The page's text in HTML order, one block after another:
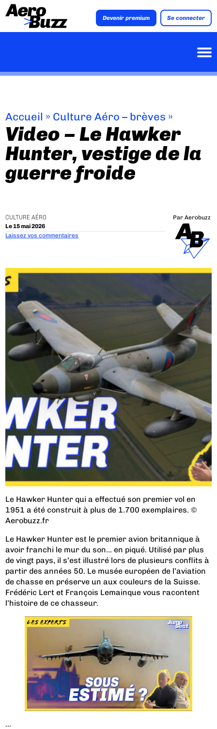
Devenir premium Se connecter
Accueil » Culture Aéro – brèves »
Video – Le Hawker
Hunter, vestige de la
guerre froide
CULTURE AÉRO
Le 15 mai 2026
Par Aerobuzz
Laissez vos commentaires
Le Hawker Hunter qui a effectué son premier vol en
1951 a été construit à plus de 1.700 exemplaires. ©
Aerobuzz.fr
Le Hawker Hunter est le premier avion britannique à
avoir franchi le mur du son… en piqué. Utilisé par plus
de vingt pays, il s’est illustré lors de plusieurs conflits à
partir des années 50. Le musée européen de l’aviation
de chasse en préserve un aux couleurs de la Suisse.
Frédéric Lert et François Lemainque vous racontent
l’histoire de ce chasseur.
...